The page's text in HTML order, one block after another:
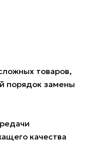
товаров,
порядок замены
качества